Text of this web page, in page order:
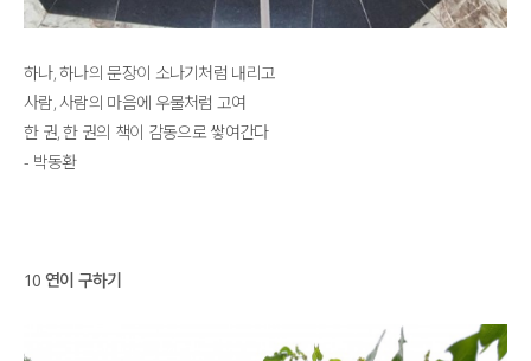
하나, 하나의 문장이 소나기처럼 내리고
사람, 사람의 마음에 우물처럼 고여
한 권, 한 권의 책이 감동으로 쌓여간다
- 박동환
10 연이 구하기